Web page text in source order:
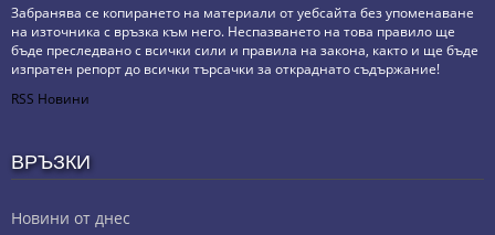
Забранява се копирането на материали от уебсайта без упоменаване
на източника с връзка към него. Неспазването на това правило ще
бъде преследвано с всички сили и правила на закона, както и ще бъде
изпратен репорт до всички търсачки за откраднато съдържание!
RSS Новини
ВРЪЗКИ
Новини от днес